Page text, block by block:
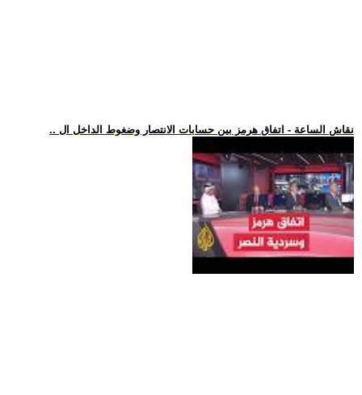
.. نقاش الساعة - اتفاق هرمز بين حسابات الانتصار وضغوط الداخل ال